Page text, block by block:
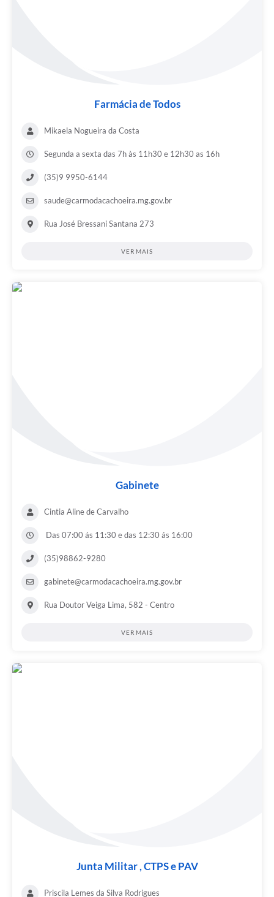
Farmácia de Todos
Mikaela Nogueira da Costa
Segunda a sexta das 7h às 11h30 e 12h30 as 16h
(35)9 9950-6144
saude@carmodacachoeira.mg.gov.br
Rua José Bressani Santana 273
VER MAIS
Gabinete
Cintia Aline de Carvalho
Das 07:00 ás 11:30 e das 12:30 ás 16:00
(35)98862-9280
gabinete@carmodacachoeira.mg.gov.br
Rua Doutor Veiga Lima, 582 - Centro
VER MAIS
Junta Militar , CTPS e PAV
Priscila Lemes da Silva Rodrigues